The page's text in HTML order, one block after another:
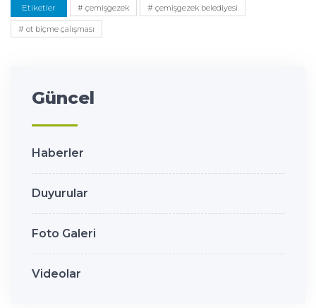
Etiketler # çemişgezek # çemişgezek belediyesi
# ot biçme çalışması
Güncel
Haberler
Duyurular
Foto Galeri
Videolar